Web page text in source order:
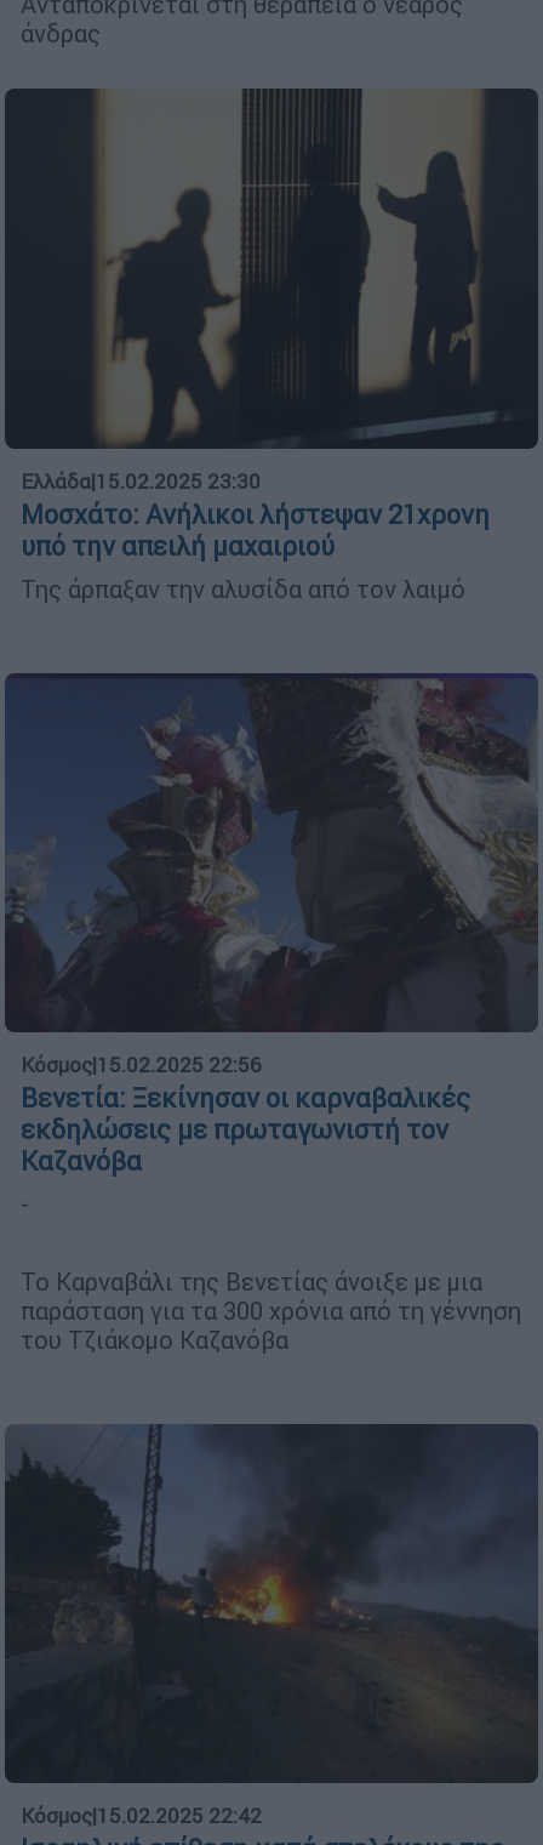
άνδρας
Ελλάδα|15.02.2025 23:30
Μοσχάτο: Ανήλικοι λήστεψαν 21χρονη
υπό την απειλή μαχαιριού
Της άρπαξαν την αλυσίδα από τον λαιμό
Κόσμος|15.02.2025 22:56
Βενετία: Ξεκίνησαν οι καρναβαλικές
εκδηλώσεις με πρωταγωνιστή τον
Καζανόβα
-
Το Καρναβάλι της Βενετίας άνοιξε με μια
παράσταση για τα 300 χρόνια από τη γέννηση
του Τζιάκομο Καζανόβα
Κόσμος|15.02.2025 22:42